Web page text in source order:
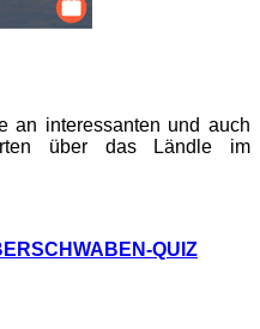
an interessanten und auch
über das Ländle im
QUIZ